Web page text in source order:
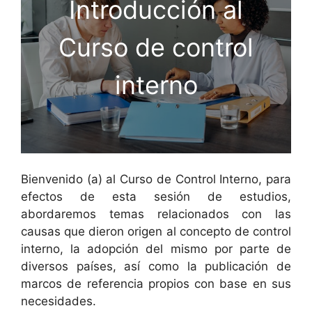
Introducción al
Curso de control
interno
Bienvenido (a) al Curso de Control Interno, para
efectos de esta sesión de estudios,
abordaremos temas relacionados con las
causas que dieron origen al concepto de control
interno, la adopción del mismo por parte de
diversos países, así como la publicación de
marcos de referencia propios con base en sus
necesidades.